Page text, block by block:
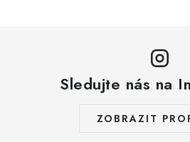
Sledujte nás na
ZOBRAZIT